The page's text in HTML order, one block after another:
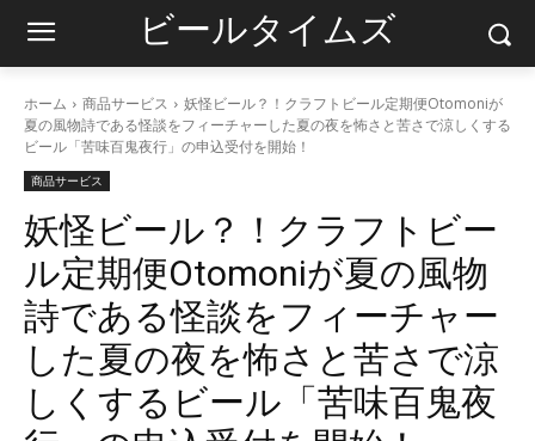
ビールタイムズ
ホーム 商品サービス
妖怪ビール？！クラフトビール定期便Otomoniが
夏の風物詩である怪談をフィーチャーした夏の夜を怖さと苦さで涼しくする
ビール「苦味百鬼夜行」の申込受付を開始！
商品サービス
妖怪ビール？！クラフトビー
ル定期便Otomoniが夏の風物
詩である怪談をフィーチャー
した夏の夜を怖さと苦さで涼
しくするビール「苦味百鬼夜